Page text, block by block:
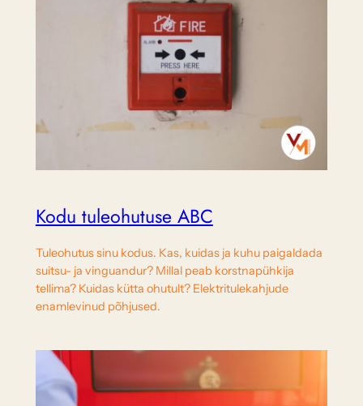
Kodu tuleohutuse ABC
Tuleohutus sinu kodus. Kas, kuidas ja kuhu paigaldada
suitsu- ja vinguandur? Millal peab korstnapühkija
tellima? Kuidas kütta ohutult? Elektritulekahjude
enamlevinud põhjused.